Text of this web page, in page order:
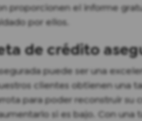
proporcionen el informe
por ellos.
de crédito
puede ser una
clientes obtienen una
para poder reconstruir su
si es bajo. Con una